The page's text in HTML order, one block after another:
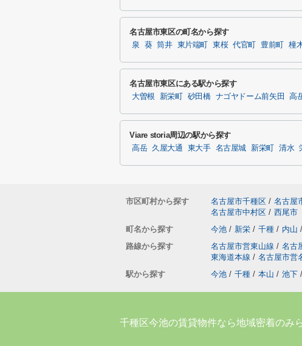
名古屋市東区の町名から探す
泉 葵 筒井 東片端町 東桜 代官町 豊前町 橦
名古屋市東区にある駅から探す
大曽根 新栄町 砂田橋 ナゴヤドーム前矢田 高
Viare storia周辺の駅から探す
高岳 久屋大通 東大手 名古屋城 新栄町 清水
市区町村から探す 名古屋市千種区 / 名古屋
名古屋市中村区 / 西尾市
町名から探す
今池 / 新栄 / 千種 / 内山 /
路線から探す
名古屋市営東山線 / 名古
東海道本線 / 名古屋市営
駅から探す
今池 / 千種 / 本山 / 池下 /
千種区今池の賃貸物件なら地域密着のみ